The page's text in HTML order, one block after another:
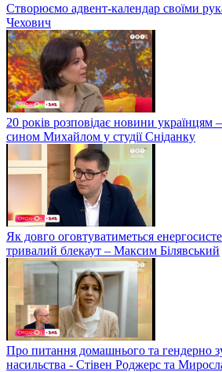
Створюємо адвент-календар своїми
Чехович
20 років розповідає новини українцям
сином Михайлом у студії Сніданку
Як довго оговтуватиметься
тривалий блекаут – Максим Білявський
Про питання домашнього та гендерно
насильства - Стівен Роджерс та